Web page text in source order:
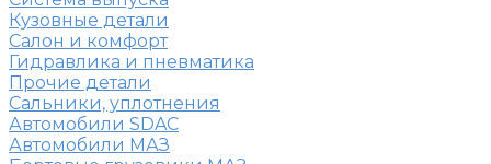
Кузовные детали
Салон и комфорт
Гидравлика и пневматика
Прочие детали
Сальники, уплотнения
Автомобили SDAC
Автомобили МАЗ